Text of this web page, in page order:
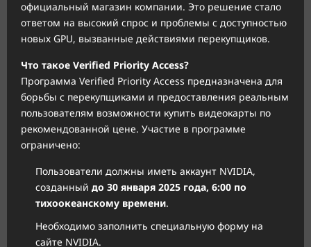
официальный магазин компании. Это решение стало
ответом на высокий спрос и проблемы с доступностью
новых GPU, вызванные действиями перекупщиков.
Что такое Verified Priority Access?
Программа Verified Priority Access предназначена для
борьбы с перекупщиками и предоставления реальным
пользователям возможности купить видеокарты по
рекомендованной цене. Участие в программе
ограничено:
Пользователи должны иметь аккаунт NVIDIA,
созданный до 30 января 2025 года, 6:00 по
тихоокеанскому времени.
Необходимо заполнить специальную форму на
сайте NVIDIA.